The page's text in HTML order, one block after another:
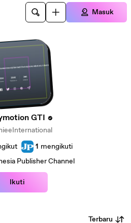
Masuk
GTI
1 mengikuti
Publisher Channel
Ikuti
Terbaru